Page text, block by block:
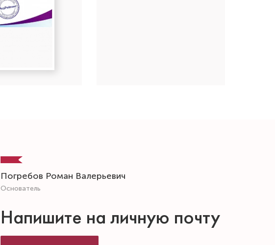
Погребов Роман Валерьевич
Основатель
Напишите на личную почту